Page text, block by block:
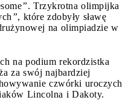
”. Trzykrotna olimpijka
”, które zdobyły sławę
na olimpiadzie w
na podium rekordzistka
za swój najbardziej
czwórki uroczych
Lincolna i Dakoty.